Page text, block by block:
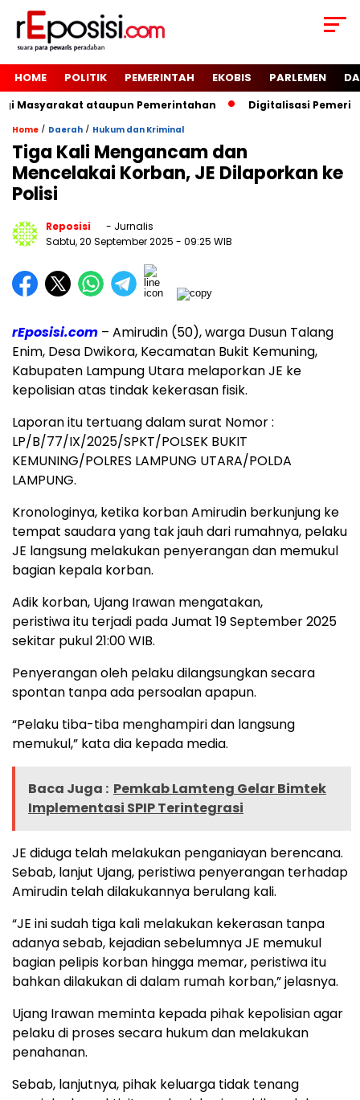
HOME POLITIK PEMERINTAH EKOBIS PARLEMEN
Masyarakat ataupun Pemerintahan Digitalisasi
Home / Daerah / Hukum dan Kriminal
Tiga Kali Mengancam dan
Mencelakai Korban, JE Dilaporkan ke
Polisi
Reposisi
- Jurnalis
Sabtu, 20 September 2025 - 09:25 WIB
rEposisi.com – Amirudin (50), warga Dusun Talang
Enim, Desa Dwikora, Kecamatan Bukit Kemuning,
Kabupaten Lampung Utara melaporkan JE ke
kepolisian atas tindak kekerasan fisik.
Laporan itu tertuang dalam surat Nomor :
LP/B/77/IX/2025/SPKT/POLSEK BUKIT
KEMUNING/POLRES LAMPUNG UTARA/POLDA
LAMPUNG.
Kronologinya, ketika korban Amirudin berkunjung ke
tempat saudara yang tak jauh dari rumahnya, pelaku
JE langsung melakukan penyerangan dan memukul
bagian kepala korban.
Adik korban, Ujang Irawan mengatakan,
peristiwa itu terjadi pada Jumat 19 September 2025
sekitar pukul 21:00 WIB.
Penyerangan oleh pelaku dilangsungkan secara
spontan tanpa ada persoalan apapun.
“Pelaku tiba-tiba menghampiri dan langsung
memukul,” kata dia kepada media.
Baca Juga : Pemkab Lamteng Gelar Bimtek
Implementasi SPIP Terintegrasi
JE diduga telah melakukan penganiayan berencana.
Sebab, lanjut Ujang, peristiwa penyerangan terhadap
Amirudin telah dilakukannya berulang kali.
“JE ini sudah tiga kali melakukan kekerasan tanpa
adanya sebab, kejadian sebelumnya JE memukul
bagian pelipis korban hingga memar, peristiwa itu
bahkan dilakukan di dalam rumah korban,” jelasnya.
Ujang Irawan meminta kepada pihak kepolisian agar
pelaku di proses secara hukum dan melakukan
penahanan.
Sebab, lanjutnya, pihak keluarga tidak tenang